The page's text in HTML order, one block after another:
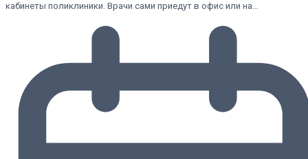
кабинеты поликлиники. Врачи сами приедут в офис или на…